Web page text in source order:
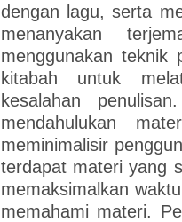
dengan lagu, serta
menanyakan
menggunakan teknik
kitabah untuk
kesalahan
mendahulukan
meminimalisir
terdapat materi yang
memaksimalkan
memahami materi.